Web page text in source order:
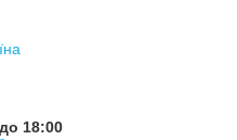
18:00